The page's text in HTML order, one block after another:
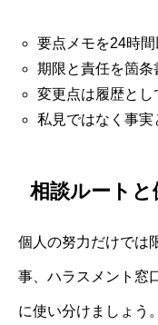
要点メモを24時
期限と責任を箇条
変更点は履歴とし
私見ではなく事実
相談ルート
個人の努力だけでは
事、ハラスメント窓
に使い分けましょう